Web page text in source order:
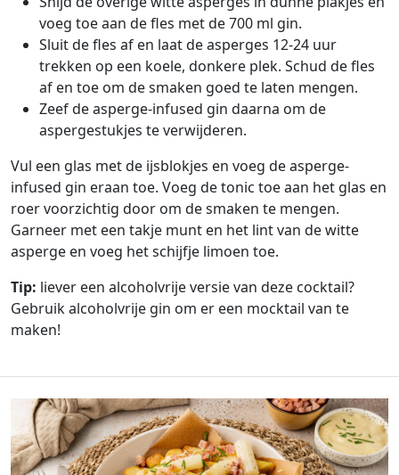
voeg toe aan de fles met de 700 ml gin.
Sluit de fles af en laat de asperges 12-24 uur
trekken op een koele, donkere plek. Schud de fles
af en toe om de smaken goed te laten mengen.
Zeef de asperge-infused gin daarna om de
aspergestukjes te verwijderen.
Vul een glas met de ijsblokjes en voeg de asperge-
infused gin eraan toe. Voeg de tonic toe aan het glas en
roer voorzichtig door om de smaken te mengen.
Garneer met een takje munt en het lint van de witte
asperge en voeg het schijfje limoen toe.
Tip: liever een alcoholvrije versie van deze cocktail?
Gebruik alcoholvrije gin om er een mocktail van te
maken!